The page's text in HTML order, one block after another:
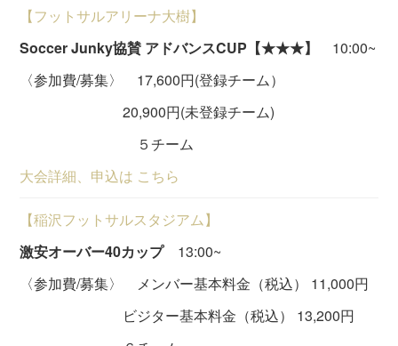
【フットサルアリーナ大樹】
Soccer Junky協賛 アドバンスCUP【★★★】
10:00~
〈参加費/募集〉 17,600円(登録チーム）
20,900円(未登録チーム)
５チーム
大会詳細、申込は こちら
【稲沢フットサルスタジアム】
激安オーバー40カップ13:00~
〈参加費/募集〉 メンバー基本料金（税込） 11,000円
ビジター基本料金（税込） 13,200円